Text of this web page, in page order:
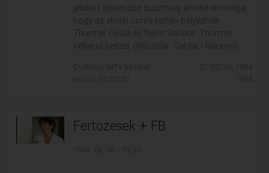
jelolest elokeszito bizottsag elnoke elmondja,
hogy az elnoki cimre ketten palyaznak:
Thurmer Gyula es Nyiro Sandor. Thurmer
celjairol beszel. (Készítők: Gardai - Baranyi)
Csatorna: MTV híradók
Hossz: 00:00:51
ID: 05736_1994
1994
Fertozesek + FB
1994. 08. 08. - 19:30